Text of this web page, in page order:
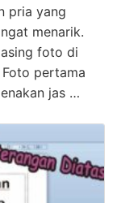
pria yang
menarik.
foto di
pertama
jas …